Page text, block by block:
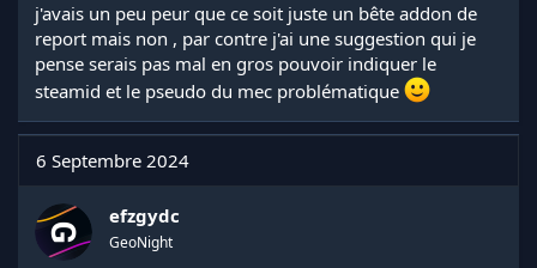
j'avais un peu peur que ce soit juste un bête addon de
report mais non , par contre j'ai une suggestion qui je
pense serais pas mal en gros pouvoir indiquer le
steamid et le pseudo du mec problématique
6 Septembre 2024
efzgydc
GeoNight